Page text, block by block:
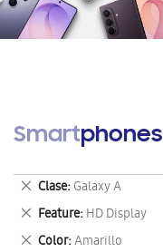
Smartphones
Clase Galaxy A
Eliminar
este
artículo
Feature HD Display
Eliminar
este
Color Amarillo
Eliminar